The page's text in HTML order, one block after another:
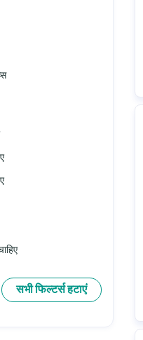
सभी फिल्टर्स हटाएं